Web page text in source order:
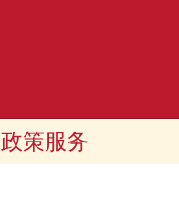
政策服务